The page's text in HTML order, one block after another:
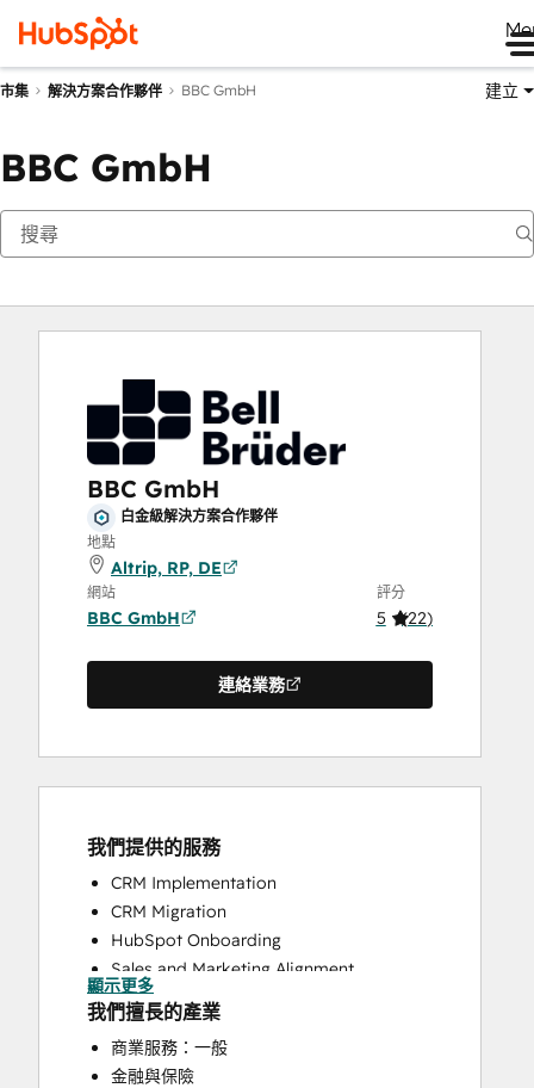
市集 解決方案合作夥伴 BBC GmbH 建立
BBC GmbH
BBC GmbH
白金級解決方案合作夥伴
地點
Altrip, RP, DE
網站
BBC GmbH
評分
5 (22)
連絡業務
我們提供的服務
CRM Implementation
CRM Migration
HubSpot Onboarding
Sales and Marketing Alignment
Sales Coaching and Training
顯示更多
我們擅長的產業
商業服務：一般
金融與保險